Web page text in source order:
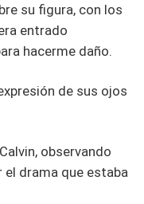
su figura, con los
entrado
hacerme daño.
de sus ojos
observando
drama que estaba